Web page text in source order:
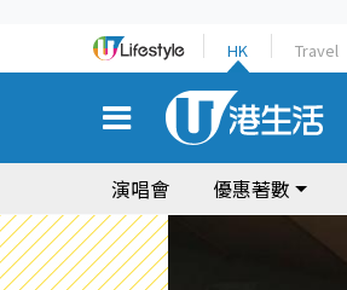
HK Travel
演唱會 優惠著數